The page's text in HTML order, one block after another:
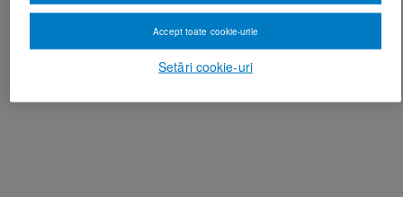
Setări cookie-uri
Accept toate cookie-urile